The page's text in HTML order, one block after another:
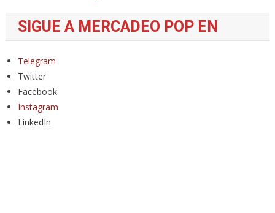
SIGUE A MERCADEO POP EN
Telegram
Twitter
Facebook
Instagram
LinkedIn